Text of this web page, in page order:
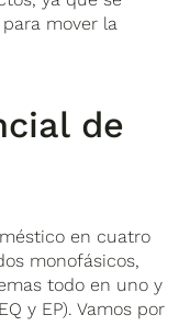
mover la
de
en cuatro
monofásicos,
todo en uno y
y EP). Vamos por